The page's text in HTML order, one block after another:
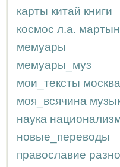
карты китай книги
космос л.а.
мемуары
мемуары_муз
мои_тексты москва
моя_всячина
наука
новые_переводы
православие